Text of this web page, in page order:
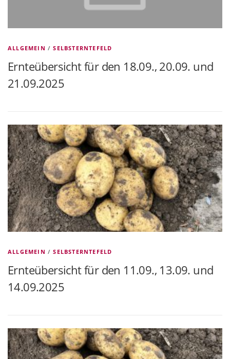
ALLGEMEIN /SELBSTERNTEFELD
Ernteübersicht für den 18.09., 20.09. und
21.09.2025
ALLGEMEIN /SELBSTERNTEFELD
Ernteübersicht für den 11.09., 13.09. und
14.09.2025